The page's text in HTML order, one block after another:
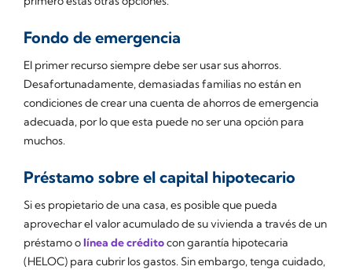
Fondo de emergencia
El primer recurso siempre debe ser usar sus ahorros.
Desafortunadamente, demasiadas familias no están en
condiciones de crear una cuenta de ahorros de emergencia
adecuada, por lo que esta puede no ser una opción para
muchos.
Préstamo sobre el capital hipotecario
Si es propietario de una casa, es posible que pueda
aprovechar el valor acumulado de su vivienda a través de un
préstamo olínea de créditocon garantía hipotecaria
(HELOC) para cubrir los gastos. Sin embargo, tenga cuidado,